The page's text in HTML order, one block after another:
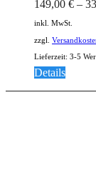
149,00 € –
inkl. MwSt.
zzgl.
Lieferzeit: 3-5
DetailsDieses